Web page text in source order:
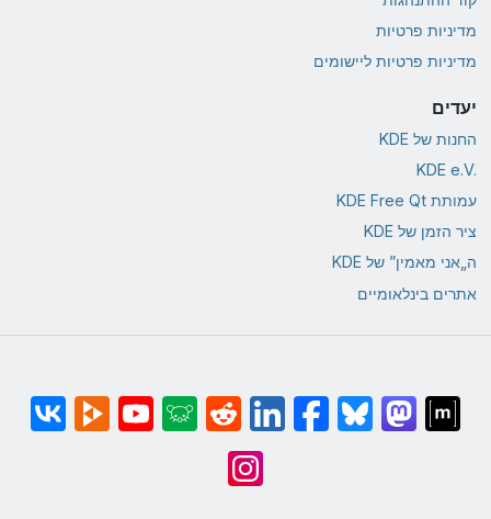
מדיניות פרטיות
מדיניות פרטיות ליישומים
יעדים
החנות של KDE
KDE e.V.‎
עמותת KDE Free Qt
ציר הזמן של KDE
ה„אני מאמין” של KDE
אתרים בינלאומיים